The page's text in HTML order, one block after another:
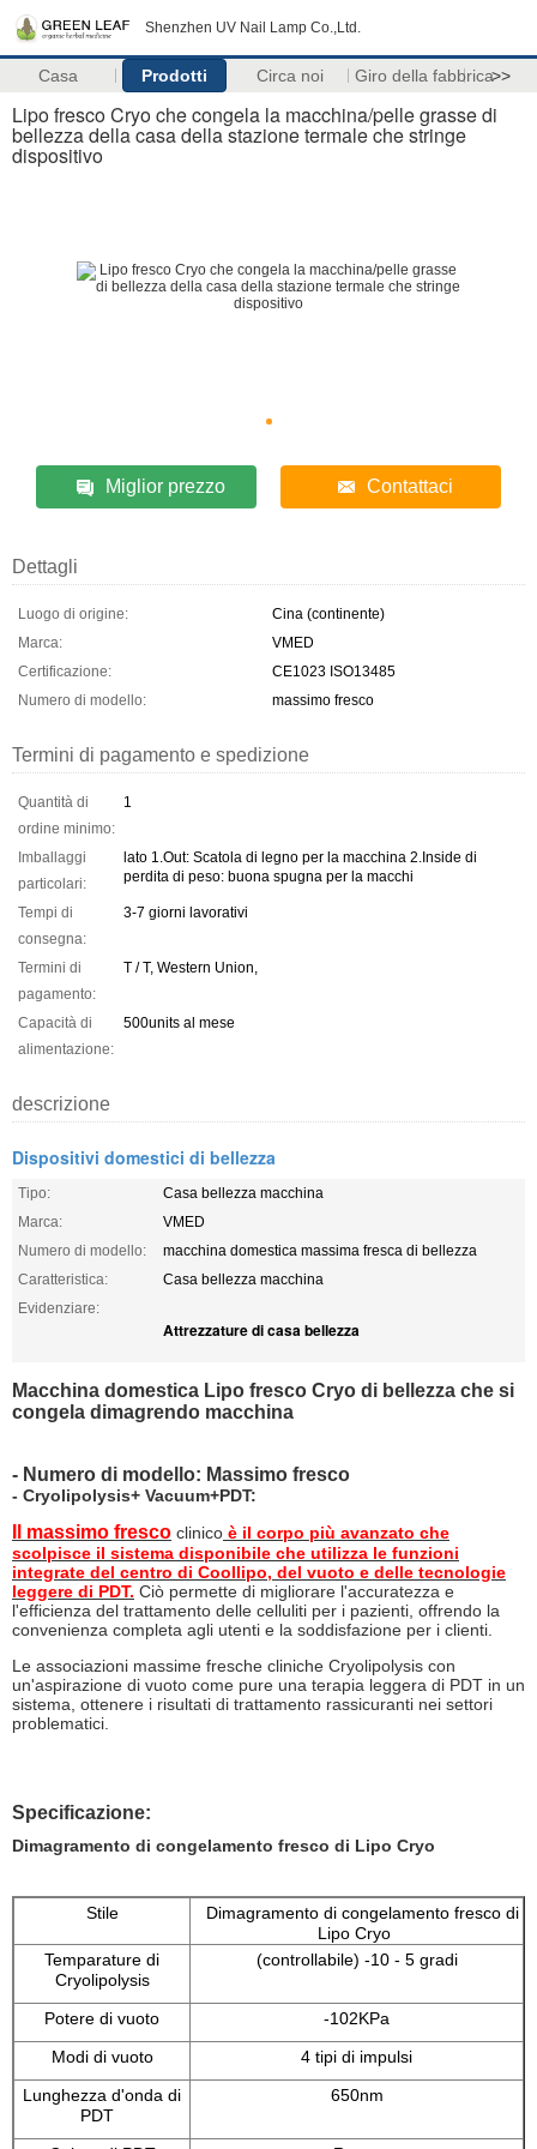
Shenzhen UV Nail Lamp Co.,Ltd.
Casa Prodotti Circa noi Giro della fabbrica>>
Lipo fresco Cryo che congela la macchina/pelle grasse di
bellezza della casa della stazione termale che stringe
dispositivo
Miglior prezzo Contattaci
Dettagli
Luogo di origine:
Cina (continente)
Marca:
VMED
Certificazione:
CE1023 ISO13485
Numero di modello:
massimo fresco
Termini di pagamento e spedizione
Quantità di
ordine minimo:
1
Imballaggi
particolari:
lato 1.Out: Scatola di legno per la macchina 2.Inside di
perdita di peso: buona spugna per la macchi
Tempi di
consegna:
3-7 giorni lavorativi
Termini di
pagamento:
T / T, Western Union,
Capacità di
alimentazione:
500units al mese
descrizione
Dispositivi domestici di bellezza
Tipo:
Casa bellezza macchina
Marca:
VMED
Numero di modello:
macchina domestica massima fresca di bellezza
Caratteristica:
Casa bellezza macchina
Evidenziare:
Attrezzature di casa bellezza
Macchina domestica Lipo fresco Cryo di bellezza che si
congela dimagrendo macchina
- Numero di modello: Massimo fresco
- Cryolipolysis+ Vacuum+PDT:
Il massimo fresco clinico è il corpo più avanzato che
scolpisce il sistema disponibile che utilizza le funzioni
integrate del centro di Coollipo, del vuoto e delle tecnologie
leggere di PDT. Ciò permette di migliorare l'accuratezza e
l'efficienza del trattamento delle celluliti per i pazienti, offrendo la
convenienza completa agli utenti e la soddisfazione per i clienti.
Le associazioni massime fresche cliniche Cryolipolysis con
un'aspirazione di vuoto come pure una terapia leggera di PDT in un
sistema, ottenere i risultati di trattamento rassicuranti nei settori
problematici.
Specificazione:
Dimagramento di congelamento fresco di Lipo Cryo
Stile
Dimagramento di congelamento fresco di
Lipo Cryo
Temparature di
Cryolipolysis
(controllabile) -10 - 5 gradi
Potere di vuoto
-102KPa
Modi di vuoto
4 tipi di impulsi
Lunghezza d'onda di
PDT
650nm